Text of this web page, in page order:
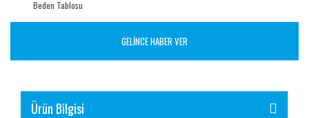
Beden Tablosu
GELİNCE HABER VER
Ürün Bilgisi